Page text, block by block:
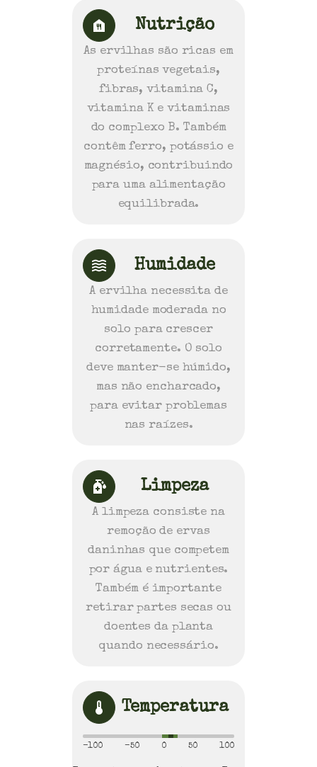
Nutrição
As ervilhas são ricas em
proteínas vegetais,
fibras, vitamina C,
vitamina K e vitaminas
do complexo B. Também
contêm ferro, potássio e
magnésio, contribuindo
para uma alimentação
equilibrada.
Humidade
A ervilha necessita de
humidade moderada no
solo para crescer
corretamente. O solo
deve manter-se húmido,
mas não encharcado,
para evitar problemas
nas raízes.
Limpeza
A limpeza consiste na
remoção de ervas
daninhas que competem
por água e nutrientes.
Também é importante
retirar partes secas ou
doentes da planta
quando necessário.
Temperatura
-100 -50 0 50 100